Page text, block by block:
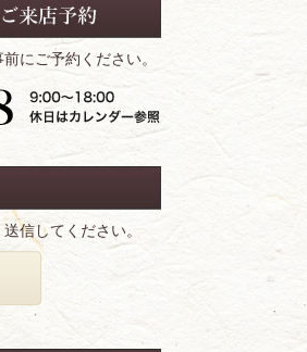
にご予約ください。
信してください。